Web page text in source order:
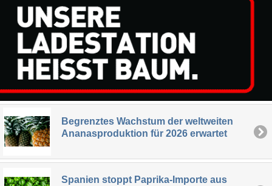
Begrenztes Wachstum der weltweiten
Ananasproduktion für 2026 erwartet
Spanien stoppt Paprika-Importe aus